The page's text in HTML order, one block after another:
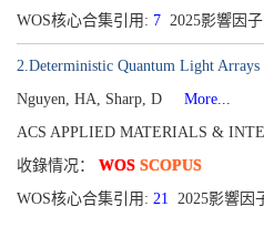
WOS核心合集引用: 7 2025影響因
2.Deterministic Quantum Light
Nguyen, HA, Sharp, D
More...
ACS APPLIED MATERIALS &
收錄情况： WOS SCOPUS
WOS核心合集引用: 21 2025影響